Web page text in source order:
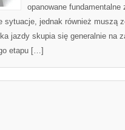
opanowane fundamentalne
sytuacje, jednak również muszą
jazdy skupia się generalnie na
etapu […]